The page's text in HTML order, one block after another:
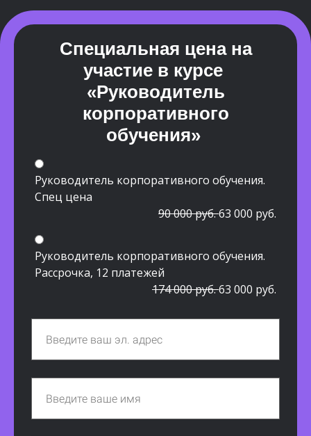
Специальная цена на
участие в курсе
«Руководитель
корпоративного
обучения»
Руководитель корпоративного обучения.
Спец цена
90 000 руб.63 000 руб.
Руководитель корпоративного обучения.
Рассрочка, 12 платежей
174 000 руб.63 000 руб.